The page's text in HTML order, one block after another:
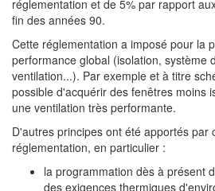
réglementation et de 5% par rapport
fin des années 90.
Cette réglementation a imposé pour la
performance global (isolation, système
ventilation...). Par exemple et à titre
possible d'acquérir des fenêtres moins
une ventilation très performante.
D'autres principes ont été apportés par
réglementation, en particulier :
la programmation dès à présent
des exigences thermiques